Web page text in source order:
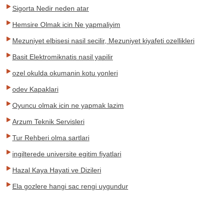
Sigorta Nedir neden atar
Hemsire Olmak icin Ne yapmaliyim
Mezuniyet elbisesi nasil secilir, Mezuniyet kiyafeti ozellikleri
Basit Elektromiknatis nasil yapilir
ozel okulda okumanin kotu yonleri
odev Kapaklari
Oyuncu olmak icin ne yapmak lazim
Arzum Teknik Servisleri
Tur Rehberi olma sartlari
ingilterede universite egitim fiyatlari
Hazal Kaya Hayati ve Dizileri
Ela gozlere hangi sac rengi uygundur